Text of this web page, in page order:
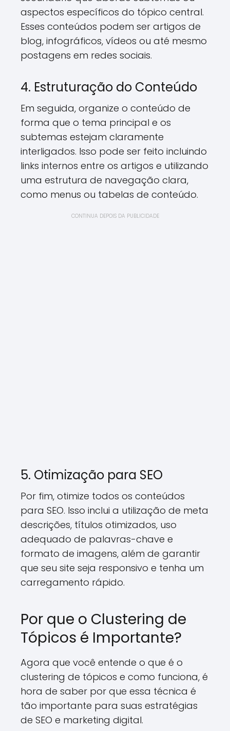
aspectos específicos do tópico central.
Esses conteúdos podem ser artigos de
blog, infográficos, vídeos ou até mesmo
postagens em redes sociais.
4. Estruturação do Conteúdo
Em seguida, organize o conteúdo de
forma que o tema principal e os
subtemas estejam claramente
interligados. Isso pode ser feito incluindo
links internos entre os artigos e utilizando
uma estrutura de navegação clara,
como menus ou tabelas de conteúdo.
CONTINUA DEPOIS DA PUBLICIDADE
5. Otimização para SEO
Por fim, otimize todos os conteúdos
para SEO. Isso inclui a utilização de meta
descrições, títulos otimizados, uso
adequado de palavras-chave e
formato de imagens, além de garantir
que seu site seja responsivo e tenha um
carregamento rápido.
Por que o Clustering de
Tópicos é Importante?
Agora que você entende o que é o
clustering de tópicos e como funciona, é
hora de saber por que essa técnica é
tão importante para suas estratégias
de SEO e marketing digital.